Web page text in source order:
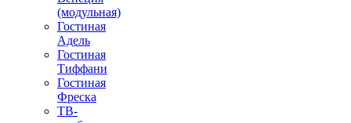
(модульная)
Гостиная
Адель
Гостиная
Тиффани
Гостиная
Фреска
ТВ-